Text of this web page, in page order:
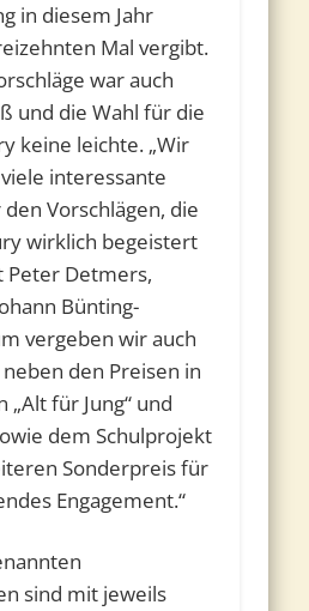
in diesem Jahr
Mal vergibt.
war auch
und die Wahl für die
keine leichte. „Wir
interessante
Vorschlägen, die
wirklich begeistert
Peter Detmers,
Bünting-
vergeben wir auch
den Preisen in
„Alt für Jung“ und
dem Schulprojekt
Sonderpreis für
Engagement.“
sind mit jeweils